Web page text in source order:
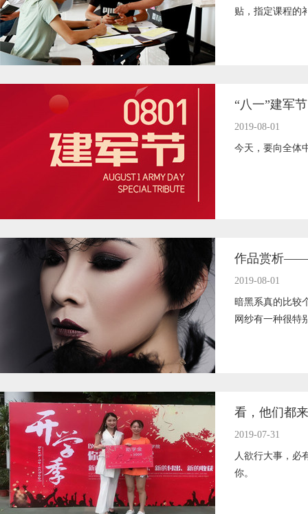
贴，指定课程的
“八一”建军
2019-08-01
今天，要向全体
作品赏析——
2019-08-01
暗黑系真的比较
网纱有一种很特
看，他们都
2019-07-31
人欲行大事，必
你。